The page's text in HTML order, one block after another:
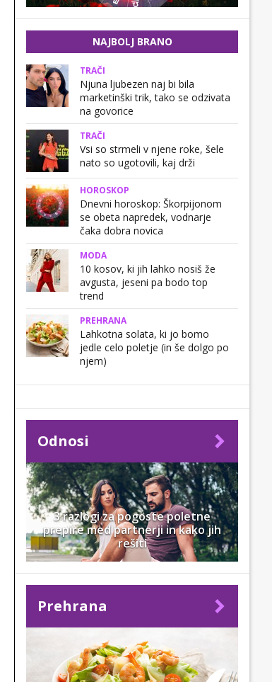
NAJBOLJ BRANO
TRAČI
Njuna ljubezen naj bi bila
marketinški trik, tako se odzivata
na govorice
TRAČI
Vsi so strmeli v njene roke, šele
nato so ugotovili, kaj drži
HOROSKOP
Dnevni horoskop: Škorpijonom
se obeta napredek, vodnarje
čaka dobra novica
MODA
10 kosov, ki jih lahko nosiš že
avgusta, jeseni pa bodo top
trend
PREHRANA
Lahkotna solata, ki jo bomo
jedle celo poletje (in še dolgo po
njem)
Odnosi
3 razlogi za pogoste poletne
prepire med partnerji in kako jih
rešiti
Prehrana